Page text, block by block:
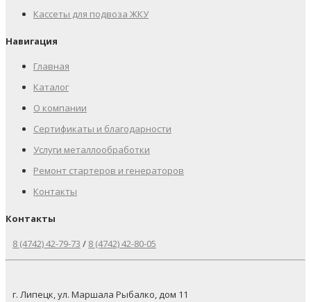
Кассеты для подвоза ЖКУ
Навигация
Главная
Каталог
О компании
Сертификаты и благодарности
Услуги металлообработки
Ремонт стартеров и генераторов
Контакты
Контакты
8 (4742) 42-79-73 / 8 (4742) 42-80-05
г. Липецк, ул. Маршала Рыбалко, дом 11